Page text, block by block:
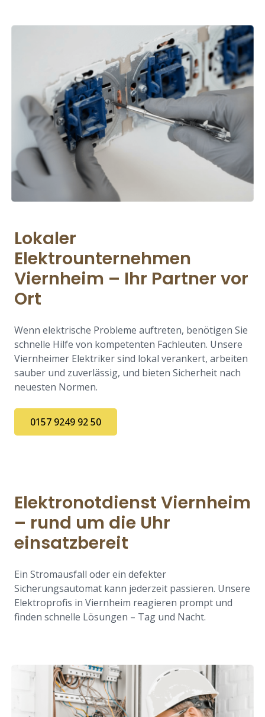
Lokaler
Elektrounternehmen
Viernheim – Ihr Partner vor
Ort
Wenn elektrische Probleme auftreten, benötigen Sie
schnelle Hilfe von kompetenten Fachleuten. Unsere
Viernheimer Elektriker sind lokal verankert, arbeiten
sauber und zuverlässig, und bieten Sicherheit nach
neuesten Normen.
0157 9249 92 50
Elektronotdienst Viernheim
– rund um die Uhr
einsatzbereit
Ein Stromausfall oder ein defekter
Sicherungsautomat kann jederzeit passieren. Unsere
Elektroprofis in Viernheim reagieren prompt und
finden schnelle Lösungen – Tag und Nacht.